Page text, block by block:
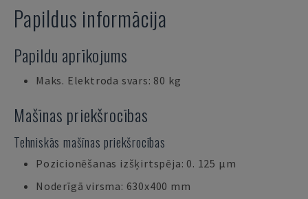
Papildus informācija
Papildu aprīkojums
Maks. Elektroda svars: 80 kg
Mašīnas priekšrocības
Tehniskās mašīnas priekšrocības
Pozicionēšanas izšķirtspēja: 0. 125 µm
Noderīgā virsma: 630x400 mm